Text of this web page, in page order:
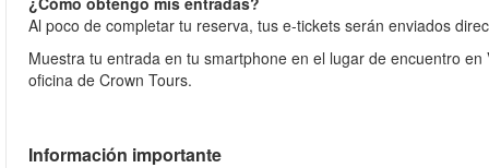
Al poco de completar tu reserva, tus e-tickets serán enviados
Muestra tu entrada en tu smartphone en el lugar de encuentro
oficina de Crown Tours.
Información importante